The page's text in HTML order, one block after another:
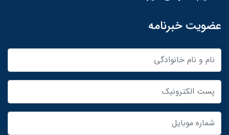
عضویت خبرنامه